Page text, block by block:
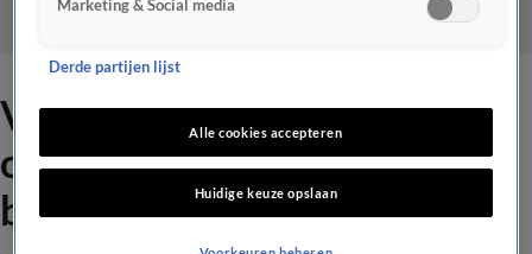
Viroloog Ab Osterhaus
onderbroken door geile aap
bij Vandaag Inside
Marketing & Social media
Derde partijen lijst
Alle cookies accepteren
Huidige keuze opslaan